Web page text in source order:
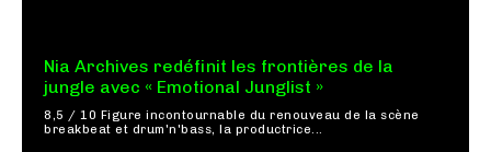
Nia Archives redéfinit les frontières de la
jungle avec « Emotional Junglist »
8,5 / 10 Figure incontournable du renouveau de la scène
breakbeat et drum'n'bass, la productrice...